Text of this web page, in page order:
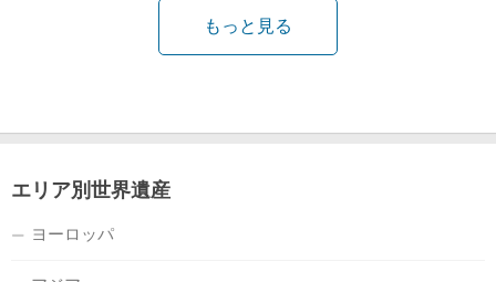
もっと見る
エリア別世界遺産
ヨーロッパ